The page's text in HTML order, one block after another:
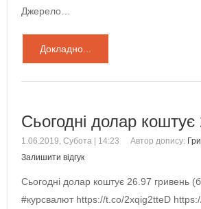
Джерело…
Докладно...
Сьогодні долар
1.06.2019, Субота | 14:23 Автор допису:
Залишити відгук
Сьогодні долар коштує 26.97 гривень
#курсвалют https://t.co/2xqig2tteD